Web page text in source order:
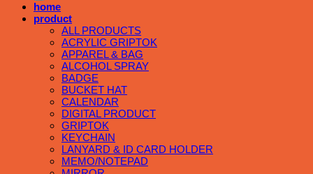
home
product
ALL PRODUCTS
ACRYLIC GRIPTOK
APPAREL & BAG
ALCOHOL SPRAY
BADGE
BUCKET HAT
CALENDAR
DIGITAL PRODUCT
GRIPTOK
KEYCHAIN
LANYARD & ID CARD HOLDER
MEMO/NOTEPAD